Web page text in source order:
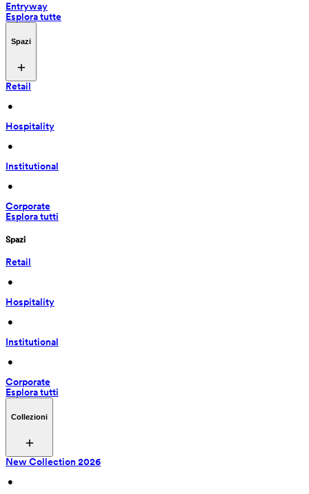
Entryway
Esplora tutte
Spazi
Retail
•
Hospitality
•
Institutional
•
Corporate
Esplora tutti
Spazi
Retail
•
Hospitality
•
Institutional
•
Corporate
Esplora tutti
Collezioni
New Collection 2026
•